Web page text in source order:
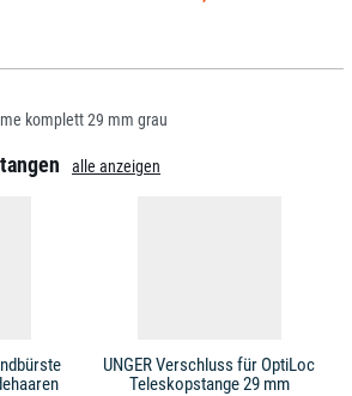
komplett 29 mm grau
alle anzeigen
UNGER Verschluss für OptiLoc
Teleskopstange 29 mm